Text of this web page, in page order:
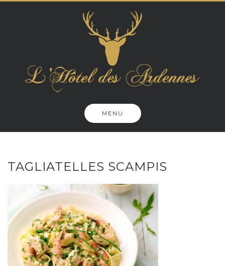
MENU
TAGLIATELLES SCAMPIS